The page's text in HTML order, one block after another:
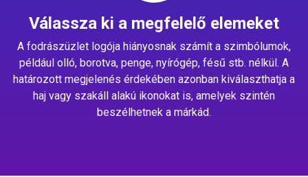
Válassza ki a megfelelő elemeket
A fodrászüzlet logója hiányosnak számít a szimbólumok,
például olló, borotva, penge, nyírógép, fésű stb. nélkül. A
határozott megjelenés érdekében azonban kiválaszthatja a
haj vagy szakáll alakú ikonokat is, amelyek szintén
beszélhetnek a márkád.